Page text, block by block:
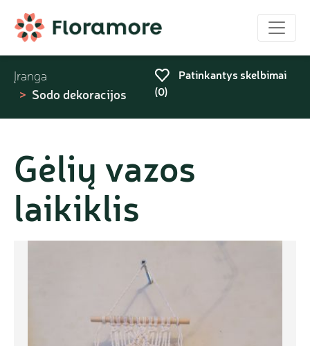
Įranga
Sodo dekoracijos
Patinkantys skelbimai
(0)
Gėlių vazos
laikiklis